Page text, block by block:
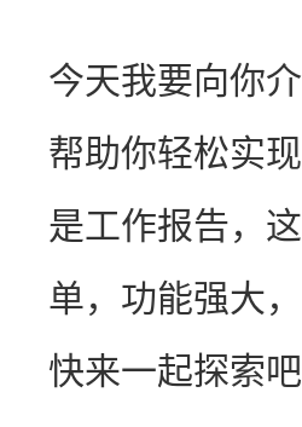
今天我要向你
帮助你轻松实
是工作报告，
单，功能强大
快来一起探索吧